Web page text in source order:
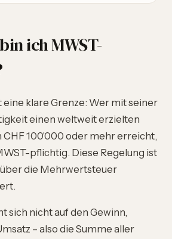
ich MWST-
eine klare Grenze: Wer mit seiner
einen weltweit erzielten
CHF 100'000 oder mehr erreicht,
pflichtig. Diese Regelung ist
die Mehrwertsteuer
sich nicht auf den Gewinn,
– also die Summe aller